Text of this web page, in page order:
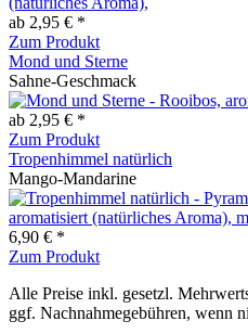
ab 2,95 € *
Zum Produkt
Mond und Sterne
Sahne-Geschmack
ab 2,95 € *
Zum Produkt
Tropenhimmel natürlich
Mango-Mandarine
6,90 € *
Zum Produkt
Alle Preise inkl. gesetzl.
ggf. Nachnahmegebühren, wenn